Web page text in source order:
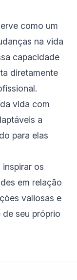
como um
na vida
capacidade
diretamente
vida com
a
para elas
os
em relação
valiosas e
seu próprio